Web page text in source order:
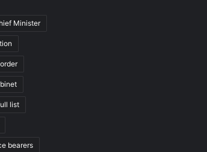
Minister
list
bearers